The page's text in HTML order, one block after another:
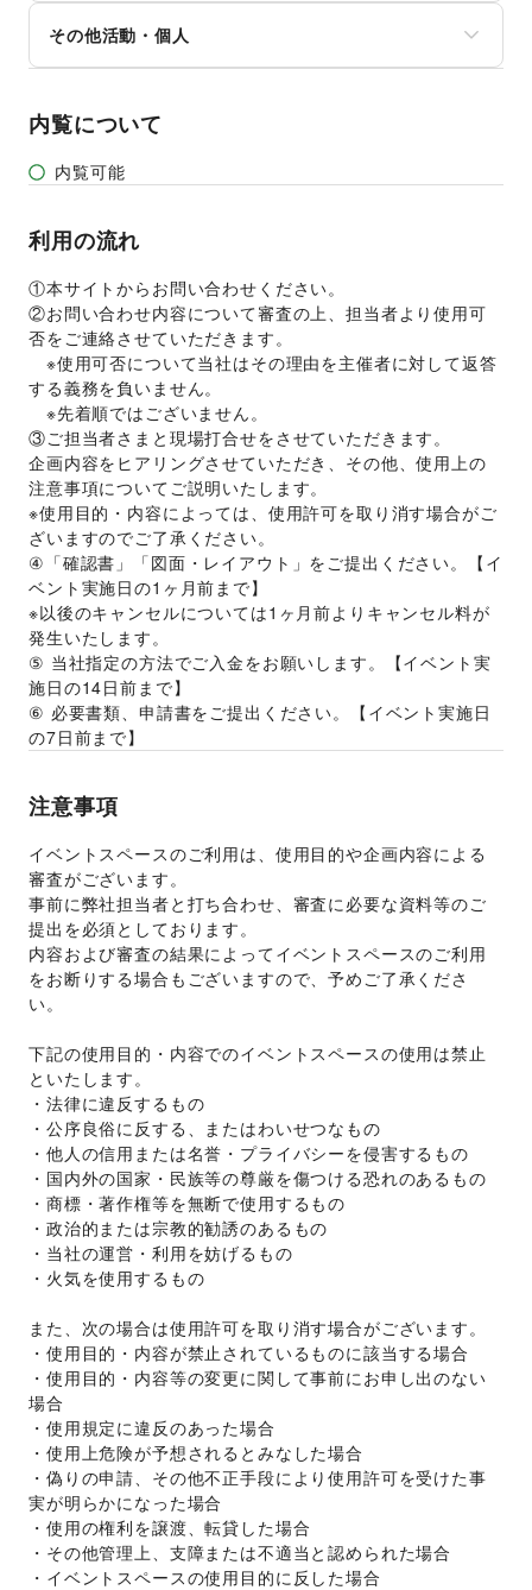
音楽・ライブ
演劇
占い
その他エンタメ・ガジェット
NPO・ボランティア活動
その他NPO・公共団体
オフィス家具・OA機器
イベント企画・運営
その他活動・個人
内覧について
内覧可能
利用の流れ
①本サイトからお問い合わせください。
②お問い合わせ内容について審査の上、担当者より使用可
否をご連絡させていただきます。
※使用可否について当社はその理由を主催者に対して返答
する義務を負いません。
※先着順ではございません。
③ご担当者さまと現場打合せをさせていただきます。
企画内容をヒアリングさせていただき、その他、使用上の
注意事項についてご説明いたします。
※使用目的・内容によっては、使用許可を取り消す場合がご
ざいますのでご了承ください。
④「確認書」「図面・レイアウト」をご提出ください。【イ
ベント実施日の1ヶ月前まで】
※以後のキャンセルについては1ヶ月前よりキャンセル料が
発生いたします。
⑤ 当社指定の方法でご入金をお願いします。【イベント実
施日の14日前まで】
⑥ 必要書類、申請書をご提出ください。【イベント実施日
の7日前まで】
注意事項
イベントスペースのご利用は、使用目的や企画内容による
審査がございます。
事前に弊社担当者と打ち合わせ、審査に必要な資料等のご
提出を必須としております。
内容および審査の結果によってイベントスペースのご利用
をお断りする場合もございますので、予めご了承くださ
い。
下記の使用目的・内容でのイベントスペースの使用は禁止
といたします。
・法律に違反するもの
・公序良俗に反する、またはわいせつなもの
・他人の信用または名誉・プライバシーを侵害するもの
・国内外の国家・民族等の尊厳を傷つける恐れのあるもの
・商標・著作権等を無断で使用するもの
・政治的または宗教的勧誘のあるもの
・当社の運営・利用を妨げるもの
・火気を使用するもの
また、次の場合は使用許可を取り消す場合がございます。
・使用目的・内容が禁止されているものに該当する場合
・使用目的・内容等の変更に関して事前にお申し出のない
場合
・使用規定に違反のあった場合
・使用上危険が予想されるとみなした場合
・偽りの申請、その他不正手段により使用許可を受けた事
実が明らかになった場合
・使用の権利を譲渡、転貸した場合
・その他管理上、支障または不適当と認められた場合
・イベントスペースの使用目的に反した場合